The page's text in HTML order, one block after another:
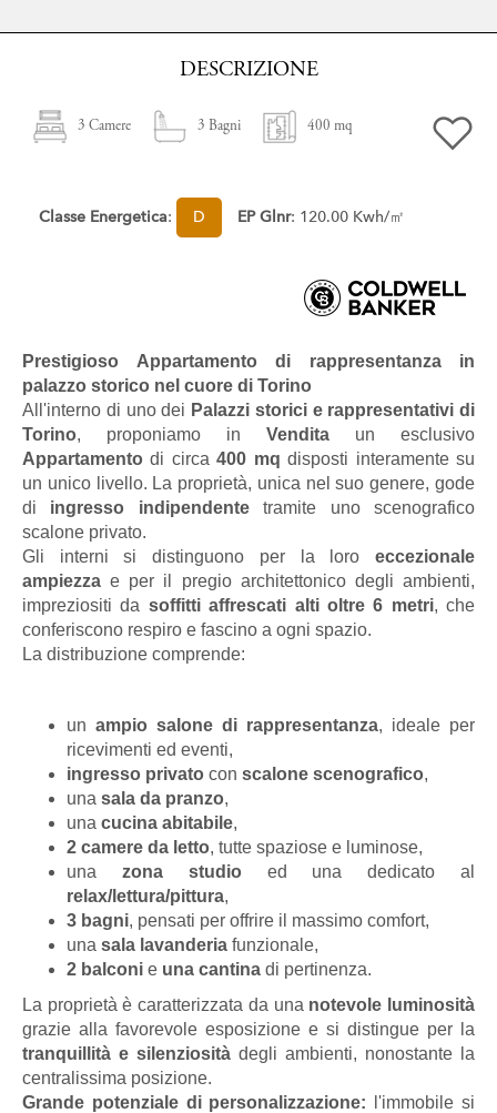
DESCRIZIONE
3 Camere 3 Bagni 400 mq
Classe Energetica: D EP Glnr: 120.00 Kwh/㎡
Prestigioso Appartamentodi rappresentanza in
palazzo storico nel cuore di Torino
All'interno di uno dei Palazzi storici e rappresentativi di
Torino, proponiamo in Vendita un esclusivo
Appartamento di circa400 mq disposti interamente su
un unico livello. La proprietà, unica nel suo genere, gode
di ingresso indipendentetramite uno scenografico
scalone privato.
Gli interni si distinguono per la loro eccezionale
ampiezza e per il pregio architettonico degli ambienti,
impreziositi da soffitti affrescati alti oltre 6 metri, che
conferiscono respiro e fascino a ogni spazio.
La distribuzione comprende:
un ampio salone di rappresentanza, ideale per
ricevimenti ed eventi,
ingresso privato con scalone scenografico,
una sala da pranzo,
una cucina abitabile,
2 camere da letto, tutte spaziose e luminose,
una zona studioed una dedicato al
relax/lettura/pittura,
3 bagni, pensati per offrire il massimo comfort,
una sala lavanderia funzionale,
2 balconi e una cantina di pertinenza.
La proprietà è caratterizzata da una notevole luminosità
grazie alla favorevole esposizione e si distingue per la
tranquillità e silenziosità degli ambienti, nonostante la
centralissima posizione.
Grande potenziale di personalizzazione: l'immobile si